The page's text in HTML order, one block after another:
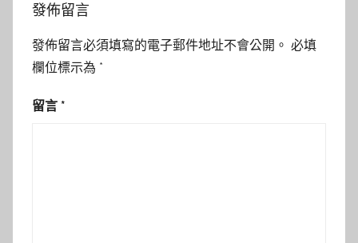
發佈留言
發佈留言必須填寫的電子郵件地址不會公開。 必填
欄位標示為 *
留言 *